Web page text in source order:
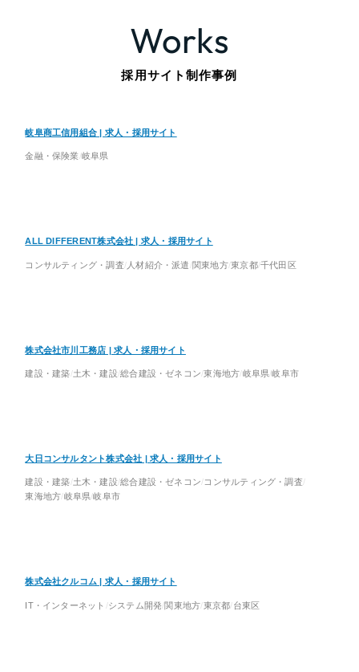
Works
採用サイト制作事例
岐阜商工信用組合 | 求人・採用サイト
金融・保険業 岐阜県
ALL DIFFERENT株式会社 | 求人・採用サイト
コンサルティング・調査 人材紹介・派遣 関東地方 東京都 千代田区
株式会社市川工務店 | 求人・採用サイト
建設・建築 土木・建設 総合建設・ゼネコン 東海地方 岐阜県 岐阜市
大日コンサルタント株式会社 | 求人・採用サイト
建設・建築 土木・建設 総合建設・ゼネコン コンサルティング・調査
東海地方 岐阜県 岐阜市
株式会社クルコム | 求人・採用サイト
IT・インターネット システム開発 関東地方 東京都 台東区